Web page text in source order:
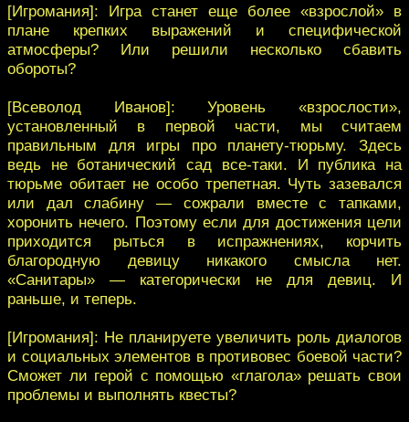
[Игромания]: Игра станет еще более «взрослой» в
плане крепких выражений и специфической
атмосферы? Или решили несколько сбавить
обороты?
[Всеволод Иванов]: Уровень «взрослости»,
установленный в первой части, мы считаем
правильным для игры про планету-тюрьму. Здесь
ведь не ботанический сад все-таки. И публика на
тюрьме обитает не особо трепетная. Чуть зазевался
или дал слабину — сожрали вместе с тапками,
хоронить нечего. Поэтому если для достижения цели
приходится рыться в испражнениях, корчить
благородную девицу никакого смысла нет.
«Санитары» — категорически не для девиц. И
раньше, и теперь.
[Игромания]: Не планируете увеличить роль диалогов
и социальных элементов в противовес боевой части?
Сможет ли герой с помощью «глагола» решать свои
проблемы и выполнять квесты?